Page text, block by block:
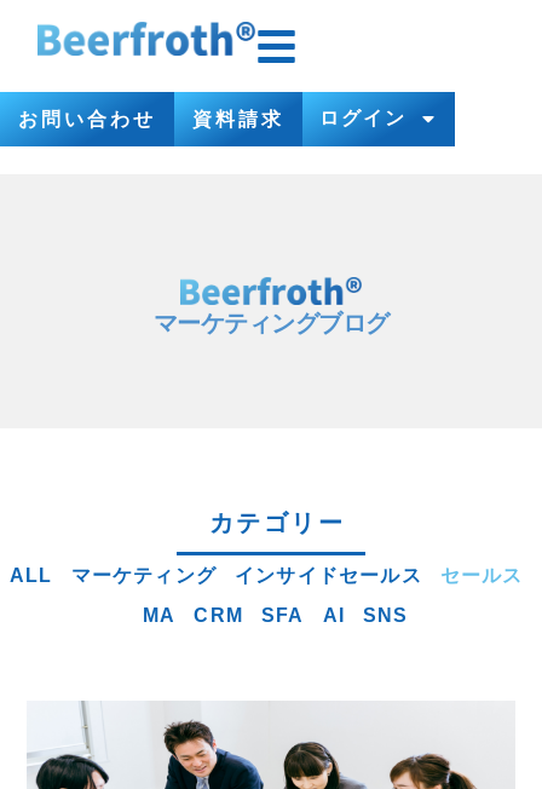
お問い合わせ 資料請求 ログイン
マーケティングブログ
カテゴリー
ALL マーケティング インサイドセールス
セールス
MA
CRM SFA AI SNS